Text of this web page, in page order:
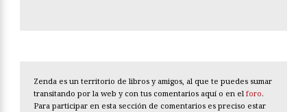
Zenda es un territorio de libros y amigos, al que te puedes sumar
transitando por la web y con tus comentarios aquí o en el foro.
Para participar en esta sección de comentarios es preciso estar